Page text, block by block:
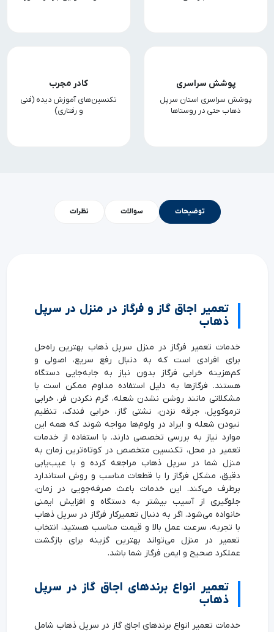
پوشش سراسری
پوشش سراسری استان سرپل
ذهاب حتی در روستاها
کادر مجرب
تکنسین‌های آموزش دیده (فنی
و رفتاری)
توضیحات سوالات نظرات
تعمیر اجاق گاز و فرگاز در منزل در سرپل
ذهاب
خدمات تعمیر فرگاز در منزل سرپل ذهاب بهترین راه‌حل
برای افرادی است که به دنبال رفع سریع، اصولی و
کم‌هزینه خرابی فرگاز بدون نیاز به جابه‌جایی دستگاه
هستند. فرگازها به دلیل استفاده مداوم ممکن است با
مشکلاتی مانند روشن نشدن شعله، گرم نکردن فر، خرابی
ترموکوپل، جرقه نزدن، نشتی گاز، خرابی فندک، تنظیم
نبودن شعله و ایراد در ولوم‌ها مواجه شوند که همه این
موارد نیاز به بررسی تخصصی دارند. با استفاده از خدمات
تعمیر در محل، تکنسین متخصص در کوتاه‌ترین زمان به
منزل شما در سرپل ذهاب مراجعه کرده و با عیب‌یابی
دقیق، مشکل فرگاز را با قطعات مناسب و روش استاندارد
برطرف می‌کند. این خدمات باعث صرفه‌جویی در زمان،
جلوگیری از آسیب بیشتر به دستگاه و افزایش ایمنی
خانواده می‌شود. اگر به دنبال تعمیرکار فرگاز در سرپل ذهاب
با تجربه، سرعت عمل بالا و قیمت مناسب هستید، انتخاب
تعمیر در منزل می‌تواند بهترین گزینه برای بازگشت
عملکرد صحیح و ایمن فرگاز شما باشد.
تعمیر انواع برندهای اجاق گاز در سرپل
ذهاب
خدمات تعمیر انواع برندهای اجاق گاز در سرپل ذهاب شامل